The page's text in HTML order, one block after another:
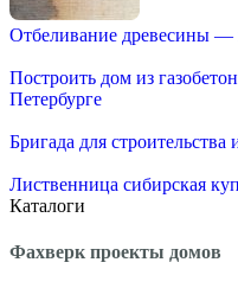
Отбеливание древесины —
Построить дом из
Петербурге
Бригада для строительства
Лиственница сибирская
Каталоги
Фахверк проекты домов